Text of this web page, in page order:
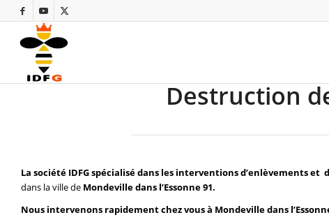
Destruction
La société IDFG spécialisé dans les interventions d’enlèvements
dans la ville de Mondeville dans l’Essonne 91.
Nous intervenons rapidement chez vous à Mondeville dans